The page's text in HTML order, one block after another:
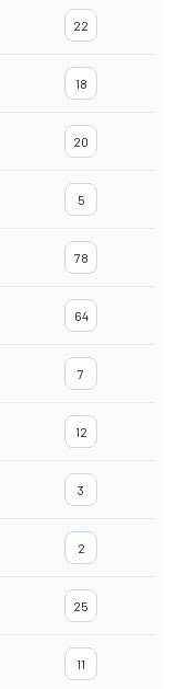
22
18
20
5
78
64
7
12
3
2
25
11